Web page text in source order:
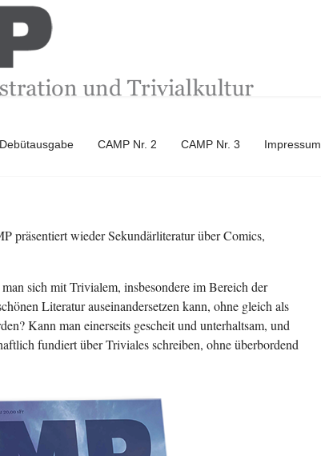
CAMP Nr. 2 CAMP Nr. 3 Impressum
präsentiert wieder Sekundärliteratur über Comics,
sich mit Trivialem, insbesondere im Bereich der
Literatur auseinandersetzen kann, ohne gleich als
Kann man einerseits gescheit und unterhaltsam, und
fundiert über Triviales schreiben, ohne überbordend